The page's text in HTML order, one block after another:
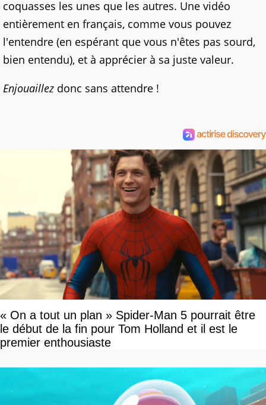
coquasses les unes que les autres. Une vidéo
entièrement en français, comme vous pouvez
l'entendre (en espérant que vous n'êtes pas sourd,
bien entendu), et à apprécier à sa juste valeur.
Enjouaillez donc sans attendre !
« On a tout un plan » Spider-Man 5 pourrait être
le début de la fin pour Tom Holland et il est le
premier enthousiaste